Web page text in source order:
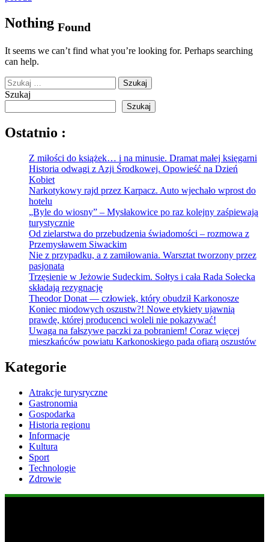
Nothing Found
It seems we can’t find what you’re looking for. Perhaps searching
can help.
Szukaj:
Szukaj
Szukaj
Ostatnio :
Z miłości do książek… i na minusie. Dramat małej księgarni
Historia odwagi z Azji Środkowej. Opowieść na Dzień
Kobiet
Narkotykowy rajd przez Karpacz. Auto wjechało wprost do
hotelu
„Byle do wiosny” – Mysłakowice po raz kolejny zaśpiewają
turystycznie
Od zielarstwa do przebudzenia świadomości – rozmowa z
Przemysławem Siwackim
Nie z przypadku, a z zamiłowania. Warsztat tworzony przez
pasjonata
Trzęsienie w Jeżowie Sudeckim. Sołtys i cała Rada Sołecka
składają rezygnację
Theodor Donat — człowiek, który obudził Karkonosze
Koniec miodowych oszustw?! Nowe etykiety ujawnią
prawdę, której producenci woleli nie pokazywać!
Uwaga na fałszywe paczki za pobraniem! Coraz więcej
mieszkańców powiatu Karkonoskiego pada ofiarą oszustów
Kategorie
Atrakcje turysryczne
Gastronomia
Gospodarka
Historia regionu
Informacje
Kultura
Sport
Technologie
Zdrowie